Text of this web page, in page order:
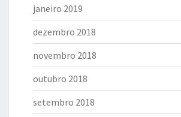
janeiro 2019
dezembro 2018
novembro 2018
outubro 2018
setembro 2018